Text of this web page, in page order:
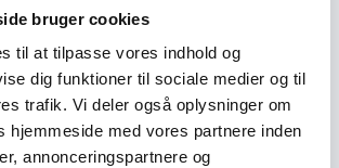
bruger cookies
til at tilpasse vores indhold og
dig funktioner til sociale medier og til
trafik. Vi deler også oplysninger om
hjemmeside med vores partnere inden
annonceringspartnere og
#######
#####@#######.###
Naest Ved Afrika